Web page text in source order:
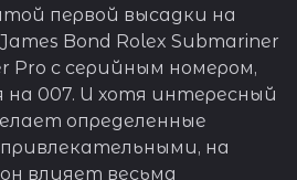
первой высадки на
Bond Rolex Submariner
Pro с серийным номером,
007. И хотя интересный
определенные
на
влияет весьма